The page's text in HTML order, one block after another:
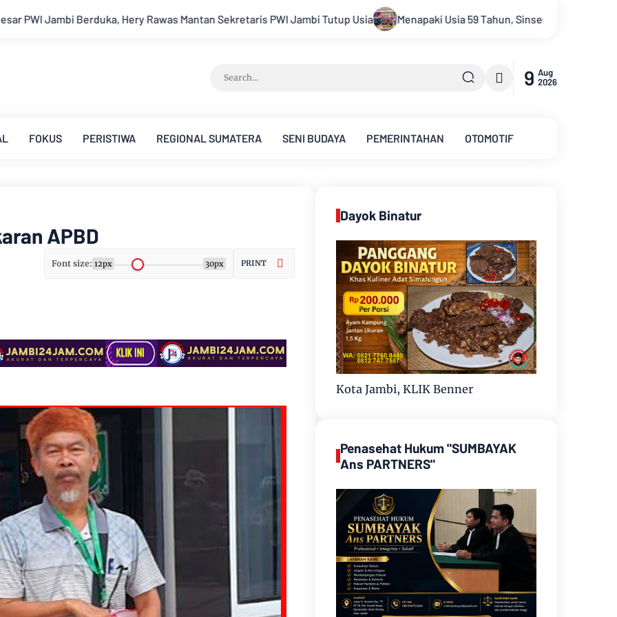
Mantan Sekretaris PWI Jambi Tutup Usia Menapaki Usia 59 Tahun, Sinsen Teguhkan Semangat “Sustainably Growing”
9 Aug
2026
FOKUS PERISTIWA REGIONAL SUMATERA SENI BUDAYA PEMERINTAHAN OTOMOTIF
APBD
Font size: 12px 30px PRINT
Dayok Binatur
Kota Jambi, KLIK Benner
Penasehat Hukum "SUMBAYAK
Ans PARTNERS"